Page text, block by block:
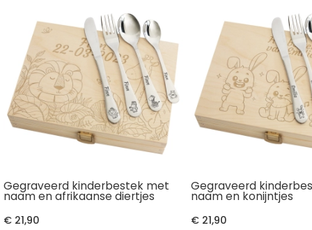
Gegraveerd kinderbestek met
naam en afrikaanse diertjes
€ 21,90
Gegraveerd
naam en konijntjes
€ 21,90